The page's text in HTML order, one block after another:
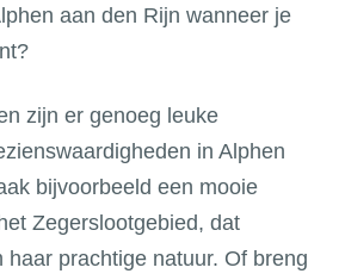
aan den Rijn wanneer je
zijn er genoeg leuke
in Alphen
bijvoorbeeld een mooie
Zegerslootgebied, dat
haar prachtige natuur. Of breng